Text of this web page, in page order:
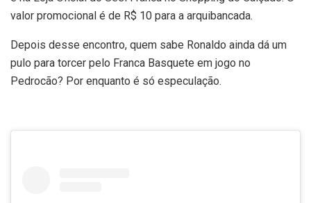
valor promocional é de R$ 10 para a arquibancada.
Depois desse encontro, quem sabe Ronaldo ainda dá um
pulo para torcer pelo Franca Basquete em jogo no
Pedrocão? Por enquanto é só especulação.